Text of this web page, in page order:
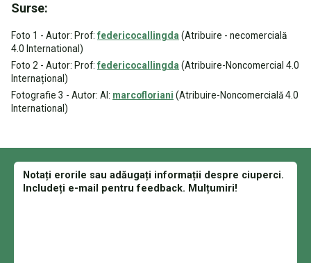
Surse:
Foto 1 - Autor: Prof: federicocallingda (Atribuire - necomercială
4.0 International)
Foto 2 - Autor: Prof: federicocallingda (Atribuire-Noncomercial 4.0
Internațional)
Fotografie 3 - Autor: Al: marcofloriani (Atribuire-Noncomercială 4.0
International)